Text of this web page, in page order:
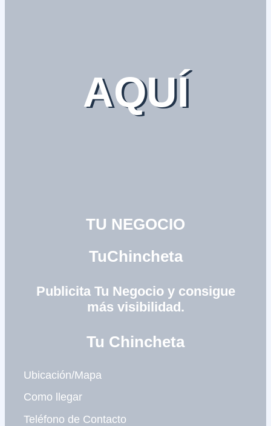
AQUÍ
TU NEGOCIO
TuChincheta
Publicita Tu Negocio y consigue
más visibilidad.
Tu Chincheta
Ubicación/Mapa
Como llegar
Teléfono de Contacto